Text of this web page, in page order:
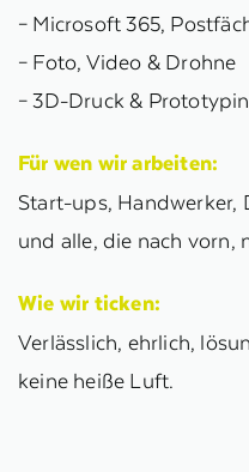
– Microsoft 365,
– Foto, Video & Drohne
– 3D-Druck &
Für wen wir arbeiten:
Start-ups, Handwerker,
und alle, die nach vorn,
Wie wir ticken:
Verlässlich, ehrlich,
keine heiße Luft.